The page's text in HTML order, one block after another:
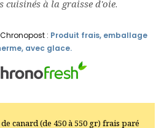
cuisinés à la graisse d'oie.
: Produit frais, emballage
avec glace.
canard (de 450 à 550 gr) frais paré